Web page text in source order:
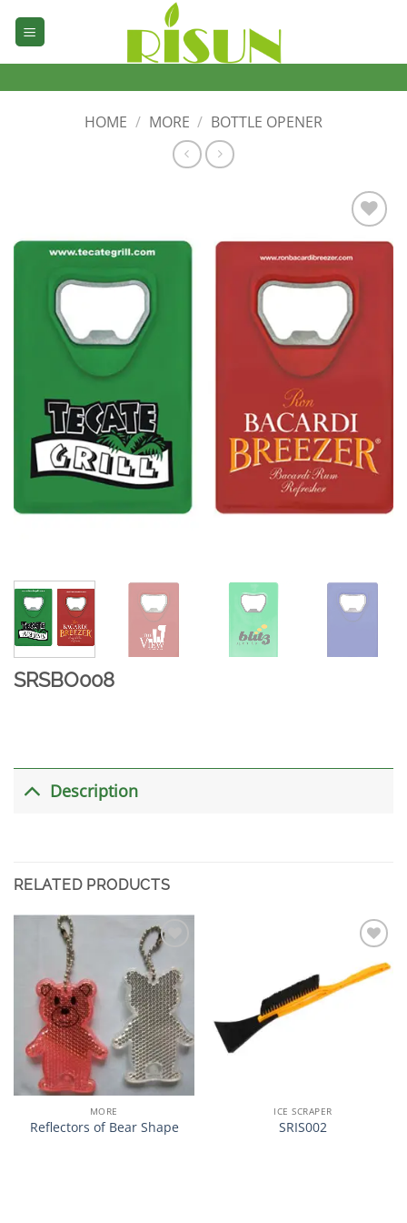
HOME / MORE / BOTTLE OPENER
加入
SRSBO008
Description
RELATED PRODUCTS
心愿
单
MORE
Reflectors of Bear Shape
加入
心愿
ICE SCRAPER
SRIS002